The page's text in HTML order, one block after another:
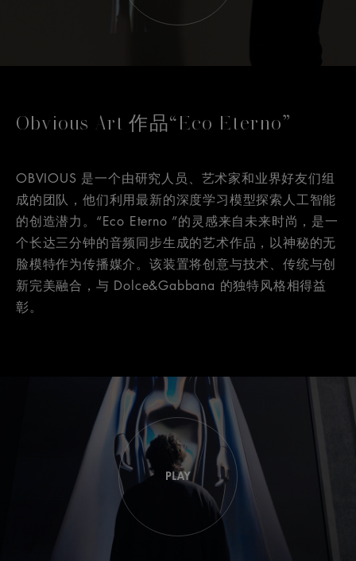
Obvious Art 作品“Eco Eterno”
OBVIOUS 是一个由研究人员、艺术家和业界好友们组
成的团队，他们利用最新的深度学习模型探索人工智能
的创造潜力。“Eco Eterno ”的灵感来自未来时尚，是一
个长达三分钟的音频同步生成的艺术作品，以神秘的无
脸模特作为传播媒介。该装置将创意与技术、传统与创
新完美融合，与 Dolce&Gabbana 的独特风格相得益
彰。